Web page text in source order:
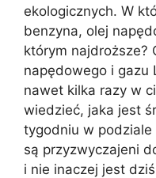
ekologicznych. W
benzyna, olej
którym najdroższe?
napędowego i gazu
nawet kilka razy w
wiedzieć, jaka jest
tygodniu w
są przyzwyczajeni
i nie inaczej jest